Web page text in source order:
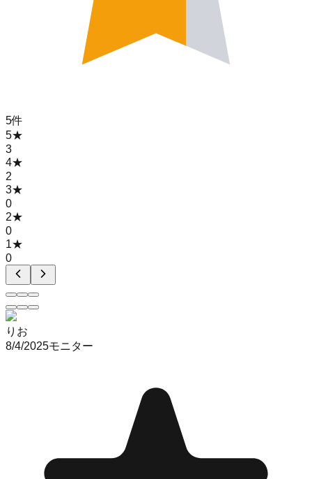
5件
5★
3
4★
2
3★
0
2★
0
1★
0
りお
8/4/2025モニター